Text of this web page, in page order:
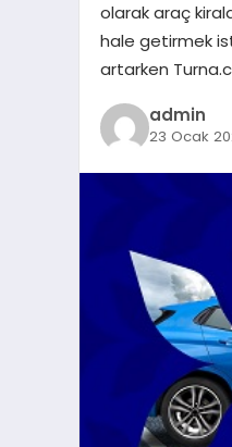
olarak araç
hale getirmek
artarken
admin
23 Ocak